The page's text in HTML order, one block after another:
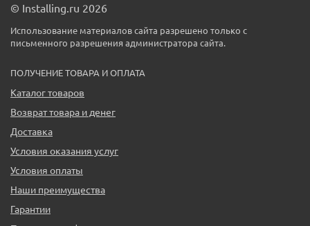
© Installing.ru 2026
Использование материалов сайта разрешено только с
письменного разрешения администратора сайта.
ПОЛУЧЕНИЕ ТОВАРА И ОПЛАТА
Каталог товаров
Возврат товара и денег
Доставка
Условия оказания услуг
Условия оплаты
Наши преимущества
Гарантии